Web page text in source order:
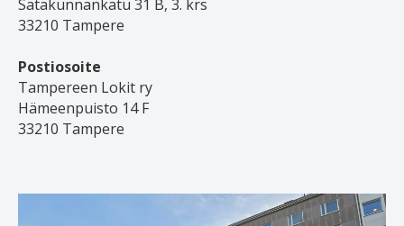
Satakunnankatu 31 B, 3. krs
33210 Tampere
Postiosoite
Tampereen Lokit ry
Hämeenpuisto 14 F
33210 Tampere